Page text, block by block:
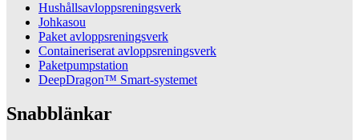
Hushållsavloppsreningsverk
Johkasou
Paket avloppsreningsverk
Containeriserat avloppsreningsverk
Paketpumpstation
DeepDragon™ Smart-systemet
Snabblänkar